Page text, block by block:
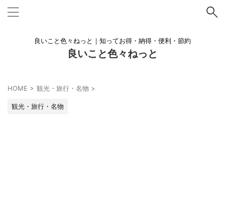
良いこと色々ねっと｜知ってお得・納得・便利・節約
良いこと色々ねっと
HOME > 観光・旅行・名物 >
観光・旅行・名物